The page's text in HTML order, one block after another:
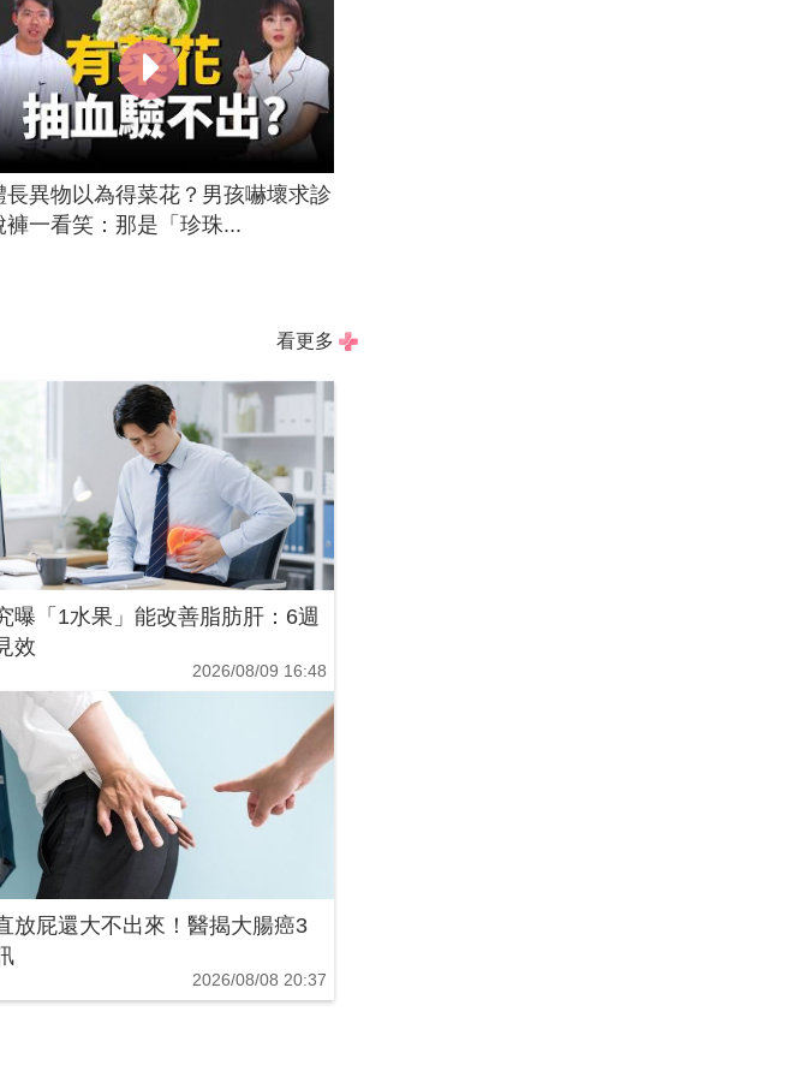
長異物以為得菜花？男孩嚇壞求診
褲一看笑：那是「珍珠...
看更多
曝「1水果」能改善脂肪肝：6週
效
2026/08/09 16:48
放屁還大不出來！醫揭大腸癌3
2026/08/08 20:37